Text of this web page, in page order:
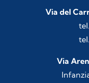
Via del
Via